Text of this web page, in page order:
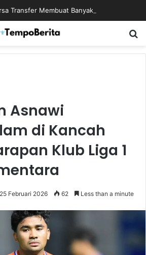
Asnawi
di Kancah
Klub Liga 1
25 Februari 2026 62 Less than a minute